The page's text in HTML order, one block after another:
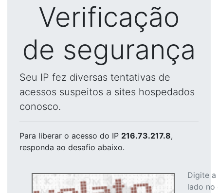
Verificação
de segurança
Seu IP fez diversas tentativas de
acessos suspeitos a sites hospedados
conosco.
Para liberar o acesso do IP 216.73.217.8,
responda ao desafio abaixo.
Digite
lado no